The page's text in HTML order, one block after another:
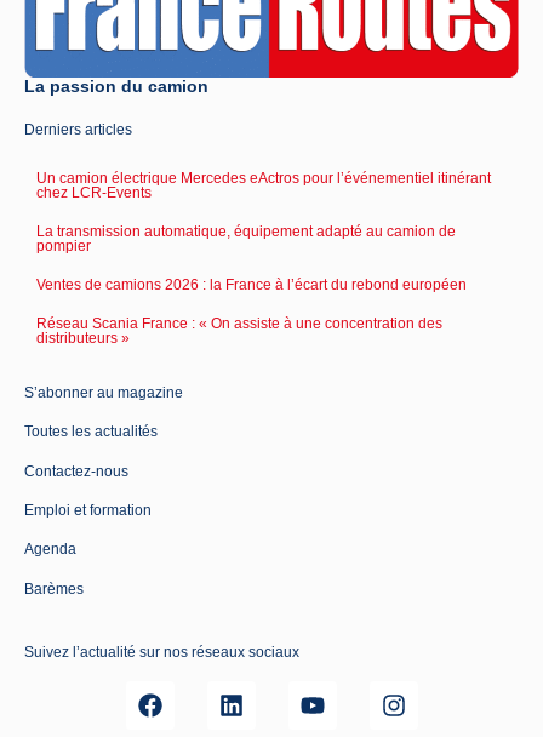
La passion du camion
Derniers articles
Un camion électrique Mercedes eActros pour l’événementiel itinérant
chez LCR-Events
La transmission automatique, équipement adapté au camion de
pompier
Ventes de camions 2026 : la France à l’écart du rebond européen
Réseau Scania France : « On assiste à une concentration des
distributeurs »
S’abonner au magazine
Toutes les actualités
Contactez-nous
Emploi et formation
Agenda
Barèmes
Suivez l’actualité sur nos réseaux sociaux